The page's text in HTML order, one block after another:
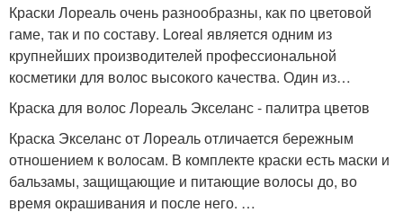
Краски Лореаль очень разнообразны, как по цветовой
гаме, так и по составу. Loreal является одним из
крупнейших производителей профессиональной
косметики для волос высокого качества. Один из…
Краска для волос Лореаль Экселанс - палитра цветов
Краска Экселанс от Лореаль отличается бережным
отношением к волосам. В комплекте краски есть маски и
бальзамы, защищающие и питающие волосы до, во
время окрашивания и после него. …